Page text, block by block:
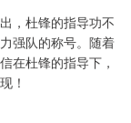
，杜锋的指导功不
强队的称号。随着
在杜锋的指导下，
！